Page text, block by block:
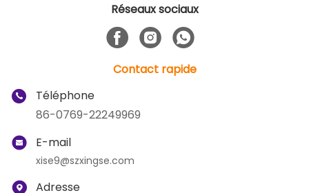
Réseaux sociaux
Contact rapide
Téléphone
86-0769-22249969
E-mail
xise9@szxingse.com
Adresse